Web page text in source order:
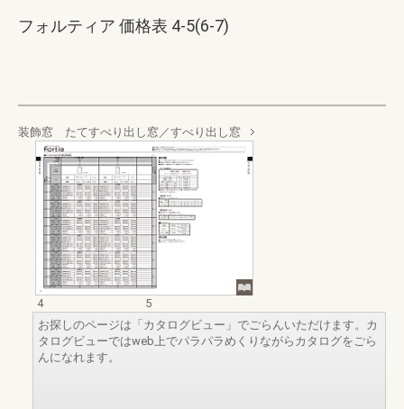
フォルティア 価格表 4-5(6-7)
装飾窓 たてすべり出し窓／すべり出し窓
4
5
お探しのページは「カタログビュー」でごらんいただけます。カ
タログビューではweb上でパラパラめくりながらカタログをごら
んになれます。